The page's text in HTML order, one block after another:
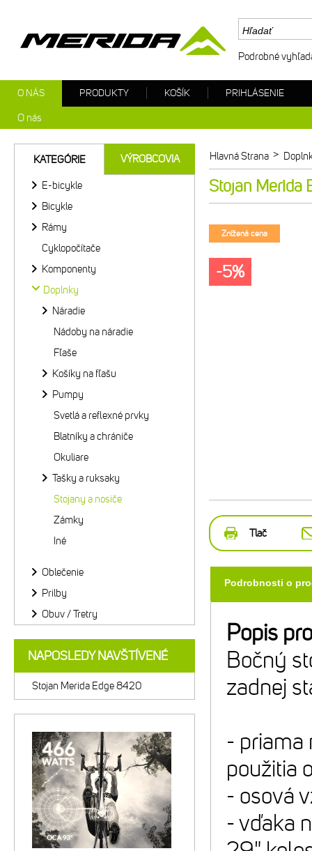
Hlavná Strana >
Stojan Merida
Znížená cena
-5%
Tlač
Podrobnosti o
Popis
Bočný
zadnej
- priama
použitia
- osová
- vďaka
KATEGÓRIE VÝROBCOVIA
E-bicykle
Bicykle
Rámy
Cyklopočítače
Komponenty
Doplnky
Náradie
Nádoby na náradie
Fľaše
Košíky na fľašu
Pumpy
Svetlá a reflexné prvky
Blatníky a chrániče
Okuliare
Tašky a ruksaky
Stojany a nosiče
Zámky
Iné
Oblečenie
Prilby
Obuv / Tretry
NAPOSLEDY NAVŠTÍVENÉ
Stojan Merida Edge 8420
Podrobné
O NÁS
O nás
PRODUKTY KOŠÍK PRIHLÁSENIE